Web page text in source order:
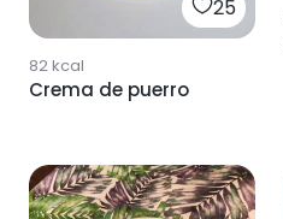
25
82kcal
Crema de puerro